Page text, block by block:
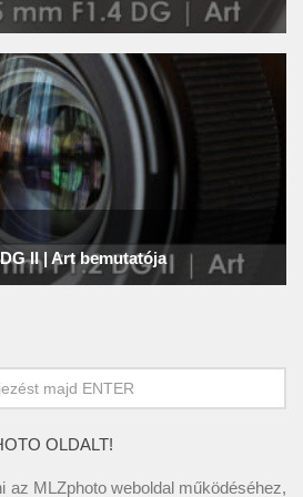
OLDALT!
az MLZphoto weboldal működéséhez,